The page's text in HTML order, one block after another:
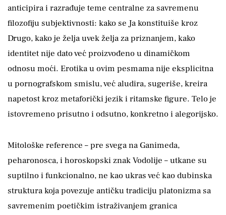
anticipira i razrađuje teme centralne za savremenu
filozofiju subjektivnosti: kako se Ja konstituiše kroz
Drugo, kako je želja uvek želja za priznanjem, kako
identitet nije dato već proizvođeno u dinamičkom
odnosu moći. Erotika u ovim pesmama nije eksplicitna
u pornografskom smislu, već aludira, sugeriše, kreira
napetost kroz metaforički jezik i ritamske figure. Telo je
istovremeno prisutno i odsutno, konkretno i alegorijsko.
Mitološke reference – pre svega na Ganimeda,
peharonosca, i horoskopski znak Vodolije – utkane su
suptilno i funkcionalno, ne kao ukras već kao dubinska
struktura koja povezuje antičku tradiciju platonizma sa
savremenim poetičkim istraživanjem granica